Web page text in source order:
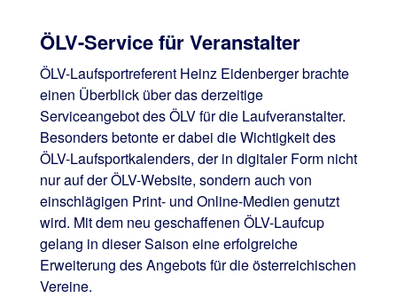
ÖLV-Service für Veranstalter
ÖLV-Laufsportreferent Heinz Eidenberger brachte
einen Überblick über das derzeitige
Serviceangebot des ÖLV für die Laufveranstalter.
Besonders betonte er dabei die Wichtigkeit des
ÖLV-Laufsportkalenders, der in digitaler Form nicht
nur auf der ÖLV-Website, sondern auch von
einschlägigen Print- und Online-Medien genutzt
wird. Mit dem neu geschaffenen ÖLV-Laufcup
gelang in dieser Saison eine erfolgreiche
Erweiterung des Angebots für die österreichischen
Vereine.